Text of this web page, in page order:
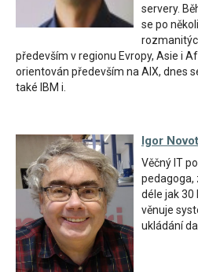
servery.
se po
především v regionu Evropy, Asie i
orientován především na AIX, dnes
také IBM i.
Igor
Věčný IT
pedagoga,
déle jak 30
věnuje
ukládání